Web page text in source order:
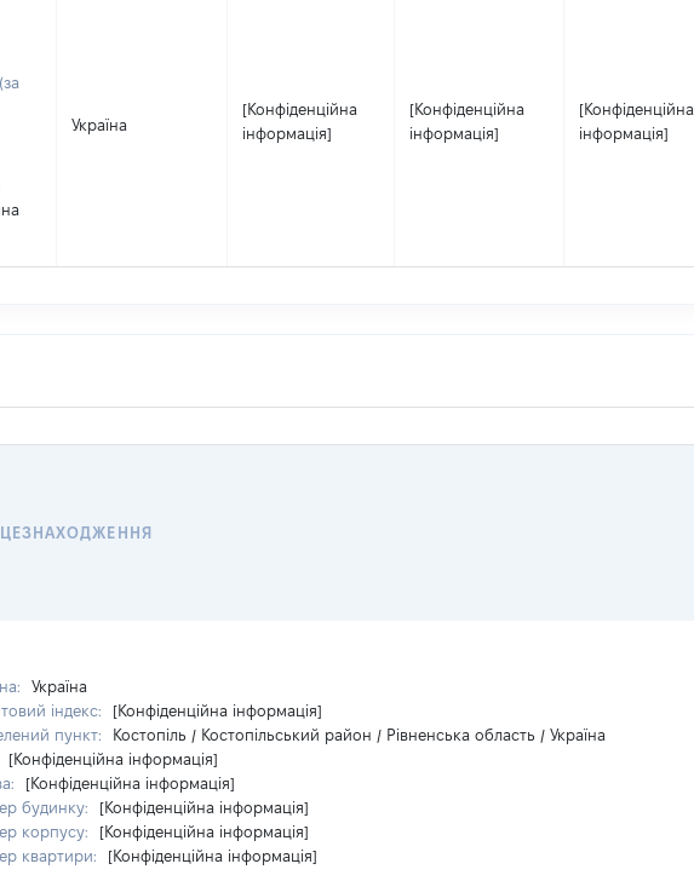
Україна
[Конфіденційна
інформація]
[Конфіденційна
інформація]
[Конфіденційна
інформація]
Україна
індекс:
[Конфіденційна інформація]
пункт:
Костопіль / Костопільський район / Рівненська область / Україна
[Конфіденційна інформація]
[Конфіденційна інформація]
будинку:
[Конфіденційна інформація]
корпусу:
[Конфіденційна інформація]
квартири:
[Конфіденційна інформація]